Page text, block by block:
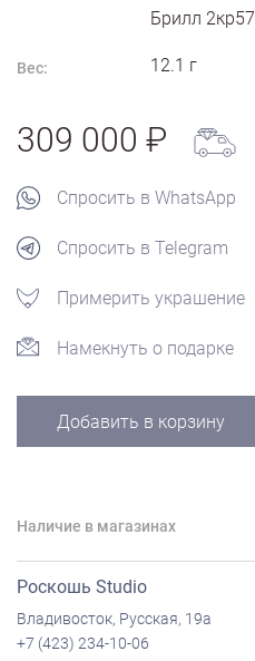
Брилл
Вес: 12.1 г
309 000
Спросить в WhatsApp
Спросить в Telegram
Примерить украшение
Намекнуть о подарке
Добавить в корзину
Наличие в магазинах
Роскошь Studio
Владивосток, Русская, 19а
+7 (423) 234-10-06